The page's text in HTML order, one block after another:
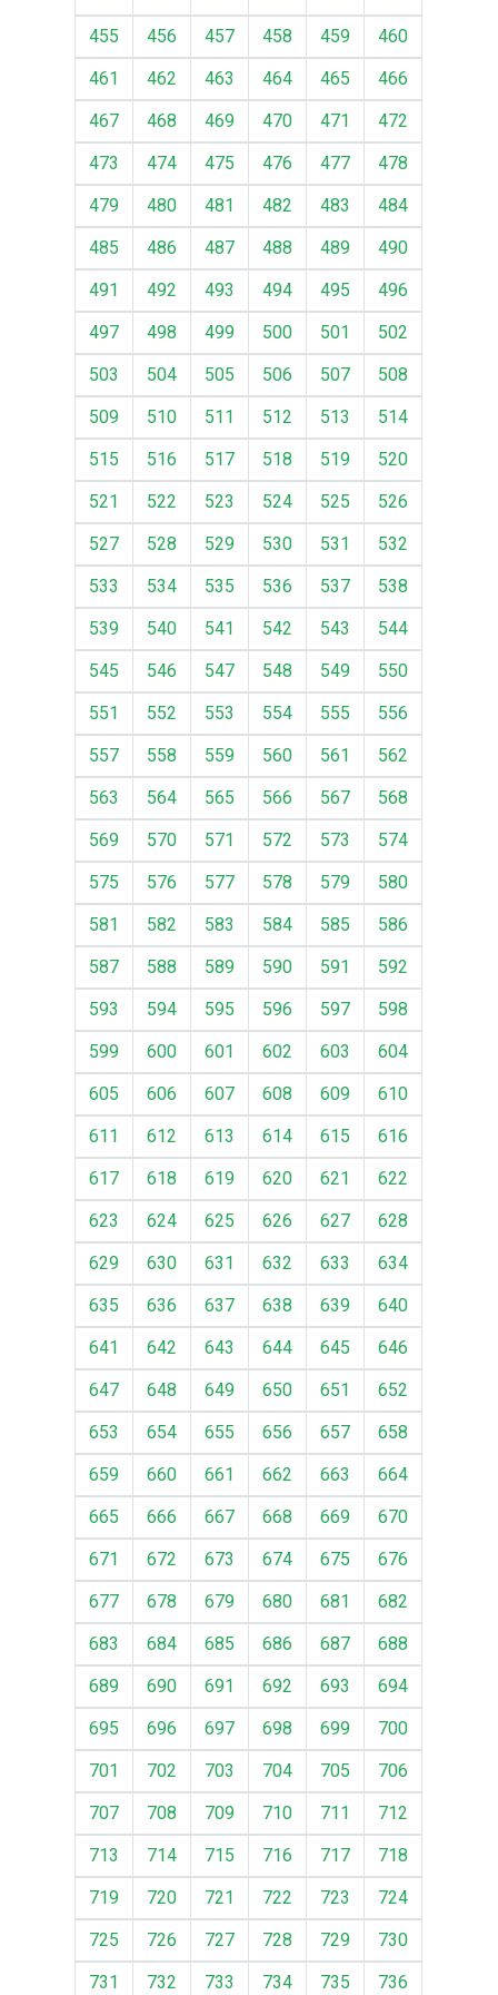
455
456 457 458 459
460
461
462 463 464 465
466
467
468 469 470 471
472
473
474 475 476 477
478
479
480 481 482 483
484
485
486 487 488 489
490
491
492 493 494 495
496
497
498 499 500 501
502
503
504 505 506 507
508
509
510 511 512 513
514
515
516 517 518 519
520
521
522 523 524 525
526
527
528 529 530 531
532
533
534 535 536 537
538
539
540 541 542 543
544
545
546 547 548 549
550
551
552 553 554 555
556
557
558 559 560 561
562
563
564 565 566 567
568
569
570 571 572 573
574
575
576 577 578 579
580
581
582 583 584 585
586
587
588 589 590 591
592
593
594 595 596 597
598
599
600 601 602 603
604
605
606 607 608 609
610
611
612 613 614 615
616
617
618 619 620 621
622
623
624 625 626 627
628
629
630 631 632 633
634
635
636 637 638 639
640
641
642 643 644 645
646
647
648 649 650 651
652
653
654 655 656 657
658
659
660 661 662 663
664
665
666 667 668 669
670
671
672 673 674 675
676
677
678 679 680 681
682
683
684 685 686 687
688
689
690 691 692 693
694
695
696 697 698 699
700
701
702 703 704 705
706
707
708 709 710 711
712
713
714 715 716 717
718
719
720 721 722 723
724
725
726 727 728 729
730
731
732 733 734 735 736